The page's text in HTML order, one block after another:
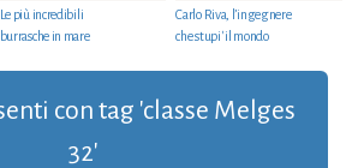
Le più incredibili
burrasche in mare
Carlo Riva, l’ingegnere
che stupi' il mondo
con tag 'classe Melges
32'